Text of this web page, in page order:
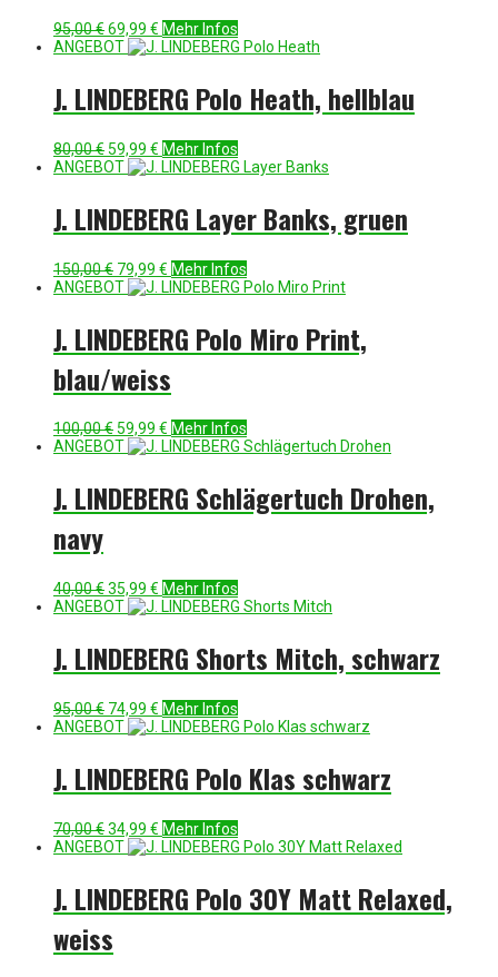
95,00€Ursprünglicher
Preis
69,99 € Aktueller
Preis
Mehr Infos
ANGEBOT
J. LINDEBERG Polo Heath, hellblau
80,00€ Ursprünglicher
Preis
59,99 € Aktueller
Preis
Mehr Infos
ANGEBOT
J. LINDEBERG Layer Banks, gruen
150,00€ Ursprünglicher
Preis
79,99 € Aktueller
Preis
Mehr Infos
ANGEBOT
J. LINDEBERG Polo Miro Print,
blau/weiss
100,00€ Ursprünglicher
Preis
59,99 € Aktueller
Preis
Mehr Infos
ANGEBOT
J. LINDEBERG Schlägertuch Drohen,
navy
40,00€Ursprünglicher
Preis
35,99 € Aktueller
Preis
Mehr Infos
ANGEBOT
J. LINDEBERG Shorts Mitch, schwarz
95,00€ Ursprünglicher
Preis
74,99 € Aktueller
Preis
Mehr Infos
ANGEBOT
J. LINDEBERG Polo Klas schwarz
70,00€Ursprünglicher
Preis
34,99 € Aktueller
Preis
Mehr Infos
ANGEBOT
J. LINDEBERG Polo 30Y Matt Relaxed,
weiss